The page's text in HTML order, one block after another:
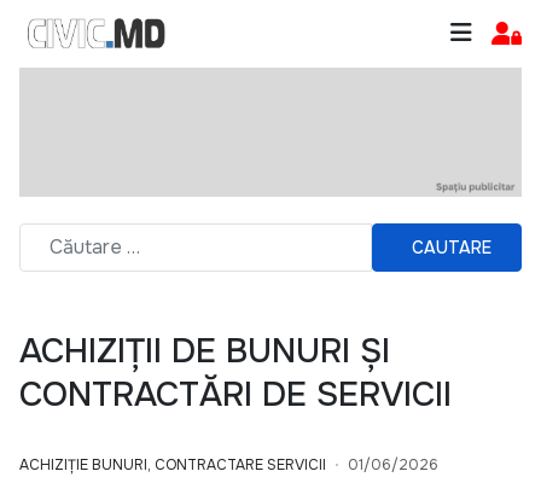
CAUTARE
ACHIZIȚII DE BUNURI ȘI
CONTRACTĂRI DE SERVICII
ACHIZIȚIE BUNURI, CONTRACTARE SERVICII 01/06/2026